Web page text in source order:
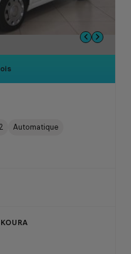
Automatique